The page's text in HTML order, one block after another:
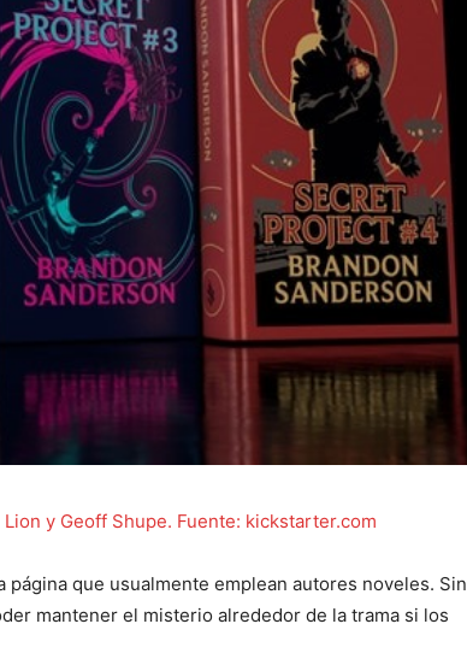
y Geoff Shupe. Fuente: kickstarter.com
que usualmente emplean autores noveles. Sin
mantener el misterio alrededor de la trama si los